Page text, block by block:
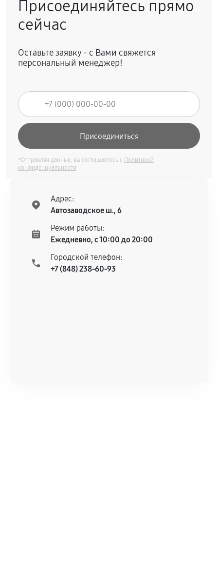
Присоединяйтесь прямо
сейчас
Оставьте заявку - с Вами свяжется
персональный менеджер!
*Отправляя данные, вы соглашаетесь с Политикой
конфиденциальности
Адрес:
Автозаводское ш., 6
Режим работы:
Ежедневно, с 10:00 до 20:00
Городской телефон:
+7 (848) 238-60-93